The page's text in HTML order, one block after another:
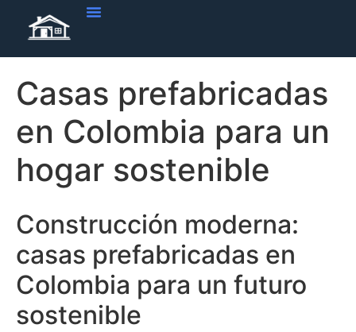
Casas prefabricadas
en Colombia para un
hogar sostenible
Construcción moderna:
casas prefabricadas en
Colombia para un futuro
sostenible